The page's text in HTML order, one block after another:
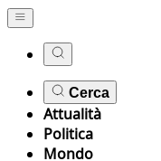
Cerca
Attualità
Politica
Mondo